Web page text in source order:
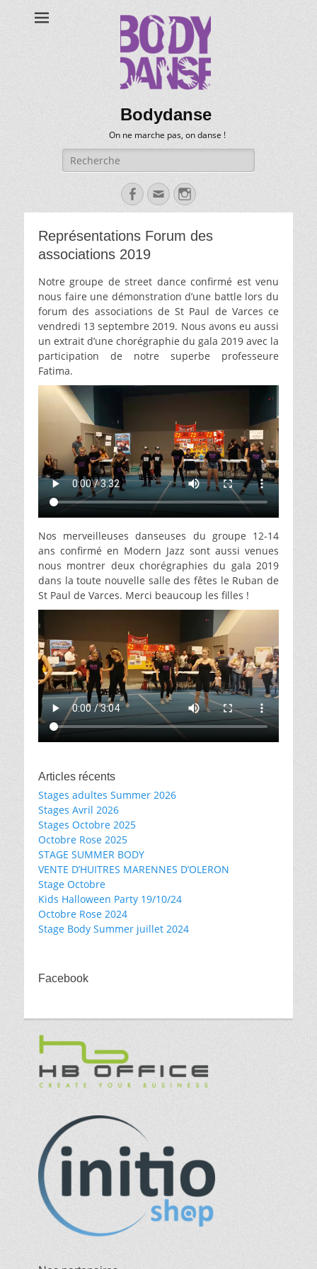
Bodydanse
On ne marche pas, on danse !
Recherche
pour:
Facebook
EmailInstagram
Représentations Forum des
associations 2019
Notre groupe de street dance confirmé est venu
nous faire une démonstration d’une battle lors du
forum des associations de St Paul de Varces ce
vendredi 13 septembre 2019. Nous avons eu aussi
un extrait d’une chorégraphie du gala 2019 avec la
participation de notre superbe professeure
Fatima.
Nos merveilleuses danseuses du groupe 12-14
ans confirmé en Modern Jazz sont aussi venues
nous montrer deux chorégraphies du gala 2019
dans la toute nouvelle salle des fêtes le Ruban de
St Paul de Varces. Merci beaucoup les filles !
Articles récents
Stages adultes Summer 2026
Stages Avril 2026
Stages Octobre 2025
Octobre Rose 2025
STAGE SUMMER BODY
VENTE D’HUITRES MARENNES D’OLERON
Stage Octobre
Kids Halloween Party 19/10/24
Octobre Rose 2024
Stage Body Summer juillet 2024
Facebook